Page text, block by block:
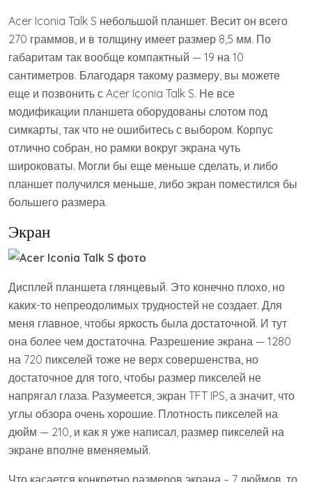
Acer Iconia Talk S небольшой планшет. Весит он всего
270 граммов, и в толщину имеет размер 8,5 мм. По
габаритам так вообще компактный — 19 на 10
сантиметров. Благодаря такому размеру, вы можете
еще и позвонить с Acer Iconia Talk S. Не все
модификации планшета оборудованы слотом под
симкарты, так что не ошибитесь с выбором. Корпус
отлично собран, но рамки вокруг экрана чуть
широковаты. Могли бы еще меньше сделать, и либо
планшет получился меньше, либо экран поместился бы
большего размера.
Экран
Дисплей планшета глянцевый. Это конечно плохо, но
каких-то непреодолимых трудностей не создает. Для
меня главное, чтобы яркость была достаточной. И тут
она более чем достаточна. Разрешение экрана — 1280
на 720 пикселей тоже не верх совершенства, но
достаточное для того, чтобы размер пикселей не
напрягал глаза. Разумеется, экран TFT IPS, а значит, что
углы обзора очень хорошие. Плотность пикселей на
дюйм — 210, и как я уже написал, размер пикселей на
экране вполне вменяемый.
Что касается конкретно размеров экрана – 7 дюймов, то